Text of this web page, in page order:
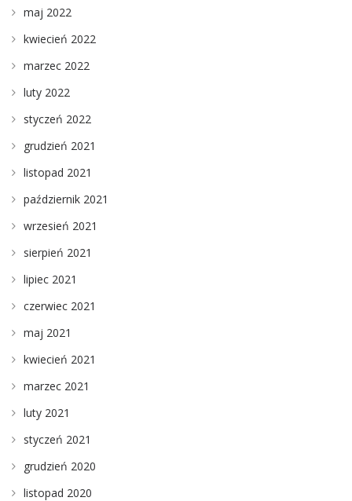
maj 2022
kwiecień 2022
marzec 2022
luty 2022
styczeń 2022
grudzień 2021
listopad 2021
październik 2021
wrzesień 2021
sierpień 2021
lipiec 2021
czerwiec 2021
maj 2021
kwiecień 2021
marzec 2021
luty 2021
styczeń 2021
grudzień 2020
listopad 2020